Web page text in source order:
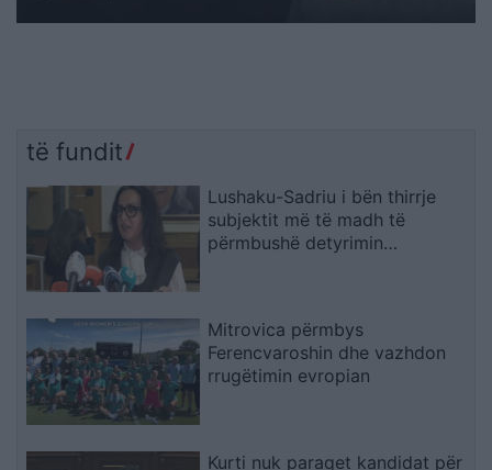
të fundit
Lushaku-Sadriu i bën thirrje
subjektit më të madh të
përmbushë detyrimin
Mitrovica përmbys
Ferencvaroshin dhe vazhdon
rrugëtimin evropian
Kurti nuk paraqet kandidat për